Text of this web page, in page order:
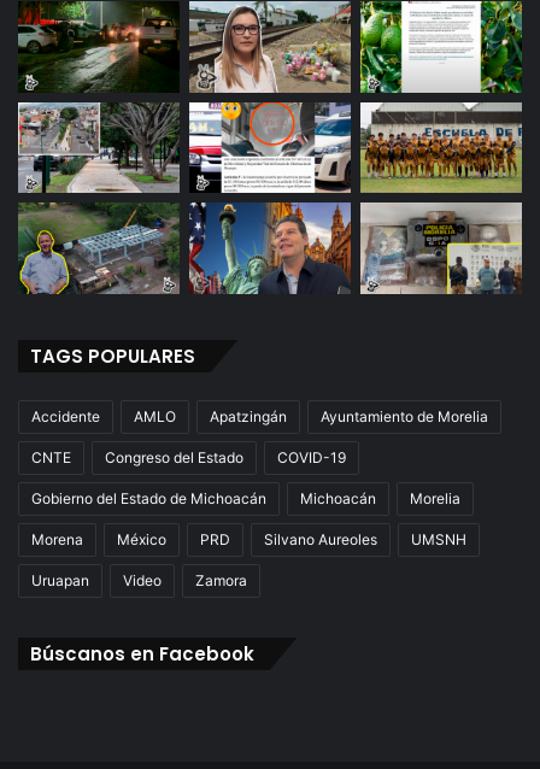
TAGS POPULARES
Accidente AMLO Apatzingán Ayuntamiento de Morelia
CNTE Congreso del Estado COVID-19
Gobierno del Estado de Michoacán Michoacán Morelia
Morena México PRD Silvano Aureoles UMSNH
Uruapan Video Zamora
Búscanos en Facebook